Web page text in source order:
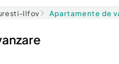
Ilfov Apartamente de